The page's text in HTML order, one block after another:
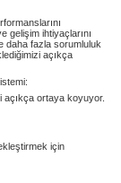
gelişim ihtiyaçlarını
daha fazla sorumluluk
açıkça
açıkça ortaya koyuyor.
için